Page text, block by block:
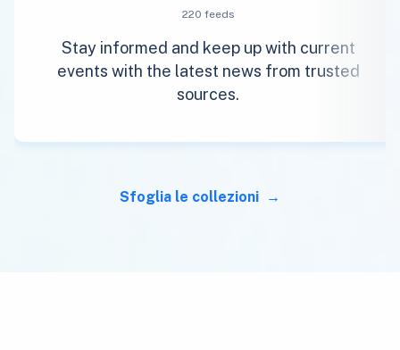
220 feeds
Stay informed and keep up with current
events with the latest news from trusted
sources.
Sfoglia le collezioni